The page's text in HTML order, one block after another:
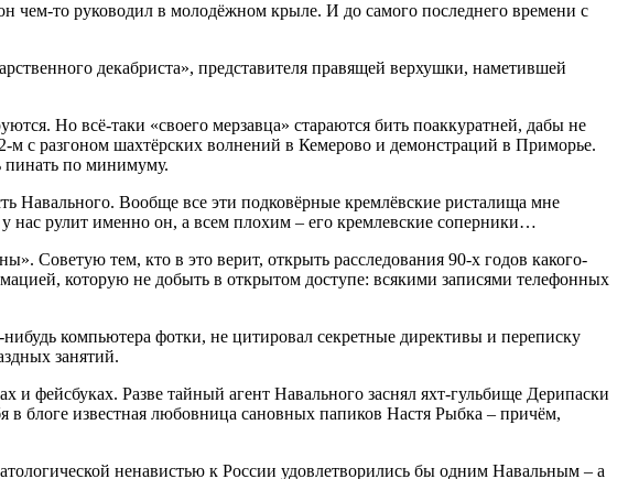
чем-то руководил в молодёжном крыле. И до самого последнего времени с
декабриста», представителя правящей верхушки, наметившей
Но всё-таки «своего мерзавца» стараются бить поаккуратней, дабы не
м с разгоном шахтёрских волнений в Кемерово и демонстраций в Приморье.
пинать по минимуму.
Навального. Вообще все эти подковёрные кремлёвские ристалища мне
нас рулит именно он, а всем плохим – его кремлевские соперники…
Советую тем, кто в это верит, открыть расследования 90-х годов какого-
которую не добыть в открытом доступе: всякими записями телефонных
компьютера фотки, не цитировал секретные директивы и переписку
занятий.
фейсбуках. Разве тайный агент Навального заснял яхт-гульбище Дерипаски
в блоге известная любовница сановных папиков Настя Рыбка – причём,
ненавистью к России удовлетворились бы одним Навальным – а